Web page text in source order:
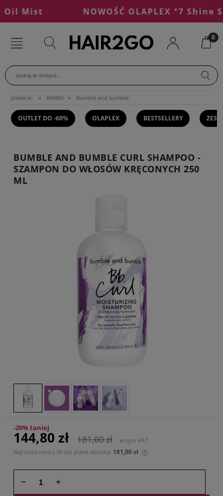
Mist NOWOŚĆ OLAPLEX °7 Shine
szukaj w sklepie...
Jesteś w: » MARKI » Bumble and bumble
OUTLET DO -60% OLAPLEX BESTSELLERY
BUMBLE AND BUMBLE CURL SHAMPOO -
SZAMPON DO WŁOSÓW KRĘCONYCH 250
ML
-20% taniej
144,80 zł 181,00 zł w tym VAT
Najniższa cena z 30 dni przed obniżką: 181,00 zł
30 dni, wyświetlana jest
− +